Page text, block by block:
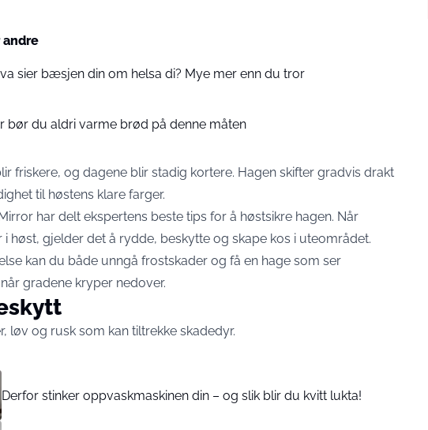
andre
sier bæsjen din om helsa di? Mye mer enn du tror
bør du aldri varme brød på denne måten
friskere, og dagene blir stadig kortere. Hagen skifter gradvis drakt
til høstens klare farger.
har delt ekspertens beste tips for å høstsikre hagen. Når
høst, gjelder det å rydde, beskytte og skape kos i uteområdet.
kan du både unngå frostskader og få en hage som ser
gradene kryper nedover.
løv og rusk som kan tiltrekke skadedyr.
Derfor stinker oppvaskmaskinen din – og slik blir du kvitt lukta!